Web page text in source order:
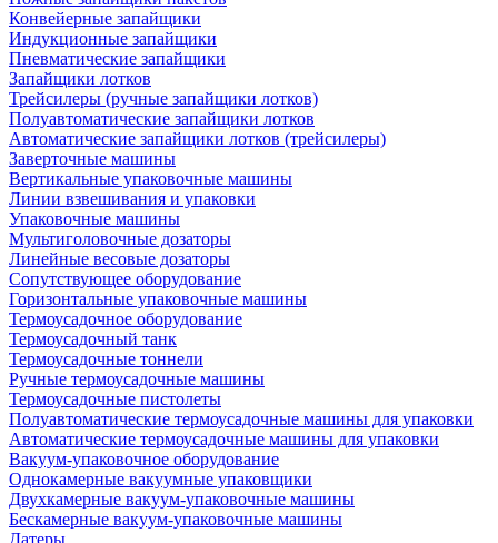
Конвейерные запайщики
Индукционные запайщики
Пневматические запайщики
Запайщики лотков
Трейсилеры (ручные запайщики лотков)
Полуавтоматические запайщики лотков
Автоматические запайщики лотков (трейсилеры)
Заверточные машины
Вертикальные упаковочные машины
Линии взвешивания и упаковки
Упаковочные машины
Мультиголовочные дозаторы
Линейные весовые дозаторы
Сопутствующее оборудование
Горизонтальные упаковочные машины
Термоусадочное оборудование
Термоусадочный танк
Термоусадочные тоннели
Ручные термоусадочные машины
Термоусадочные пистолеты
Полуавтоматические термоусадочные машины для упаковки
Автоматические термоусадочные машины для упаковки
Вакуум-упаковочное оборудование
Однокамерные вакуумные упаковщики
Двухкамерные вакуум-упаковочные машины
Бескамерные вакуум-упаковочные машины
Датеры